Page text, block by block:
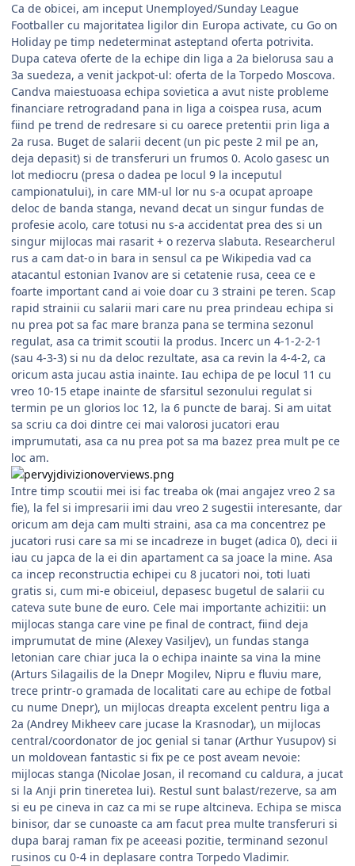
Ca de obicei, am inceput Unemployed/Sunday League
Footballer cu majoritatea ligilor din Europa activate, cu Go on
Holiday pe timp nedeterminat asteptand oferta potrivita.
Dupa cateva oferte de la echipe din liga a 2a bielorusa sau a
3a suedeza, a venit jackpot-ul: oferta de la Torpedo Moscova.
Candva maiestuoasa echipa sovietica a avut niste probleme
financiare retrogradand pana in liga a coispea rusa, acum
fiind pe trend de redresare si cu oarece pretentii prin liga a
2a rusa. Buget de salarii decent (un pic peste 2 mil pe an,
deja depasit) si de transferuri un frumos 0. Acolo gasesc un
lot mediocru (presa o dadea pe locul 9 la inceputul
campionatului), in care MM-ul lor nu s-a ocupat aproape
deloc de banda stanga, nevand decat un singur fundas de
profesie acolo, care totusi nu s-a accidentat prea des si un
singur mijlocas mai rasarit + o rezerva slabuta. Researcherul
rus a cam dat-o in bara in sensul ca pe Wikipedia vad ca
atacantul estonian Ivanov are si cetatenie rusa, ceea ce e
foarte important cand ai voie doar cu 3 straini pe teren. Scap
rapid strainii cu salarii mari care nu prea prindeau echipa si
nu prea pot sa fac mare branza pana se termina sezonul
regulat, asa ca trimit scoutii la produs. Incerc un 4-1-2-2-1
(sau 4-3-3) si nu da deloc rezultate, asa ca revin la 4-4-2, ca
oricum asta jucau astia inainte. Iau echipa de pe locul 11 cu
vreo 10-15 etape inainte de sfarsitul sezonului regulat si
termin pe un glorios loc 12, la 6 puncte de baraj. Si am uitat
sa scriu ca doi dintre cei mai valorosi jucatori erau
imprumutati, asa ca nu prea pot sa ma bazez prea mult pe ce
loc am.
Intre timp scoutii mei isi fac treaba ok (mai angajez vreo 2 sa
fie), la fel si impresarii imi dau vreo 2 sugestii interesante, dar
oricum am deja cam multi straini, asa ca ma concentrez pe
jucatori rusi care sa mi se incadreze in buget (adica 0), deci ii
iau cu japca de la ei din apartament ca sa joace la mine. Asa
ca incep reconstructia echipei cu 8 jucatori noi, toti luati
gratis si, cum mi-e obiceiul, depasesc bugetul de salarii cu
cateva sute bune de euro. Cele mai importante achizitii: un
mijlocas stanga care vine pe final de contract, fiind deja
imprumutat de mine (Alexey Vasiljev), un fundas stanga
letonian care chiar juca la o echipa inainte sa vina la mine
(Arturs Silagailis de la Dnepr Mogilev, Nipru e fluviu mare,
trece printr-o gramada de localitati care au echipe de fotbal
cu nume Dnepr), un mijlocas dreapta excelent pentru liga a
2a (Andrey Mikheev care jucase la Krasnodar), un mijlocas
central/coordonator de joc genial si tanar (Arthur Yusupov) si
un moldovean fantastic si fix pe ce post aveam nevoie:
mijlocas stanga (Nicolae Josan, il recomand cu caldura, a jucat
si la Anji prin tineretea lui). Restul sunt balast/rezerve, sa am
si eu pe cineva in caz ca mi se rupe altcineva. Echipa se misca
binisor, dar se cunoaste ca am facut prea multe transferuri si
dupa baraj raman fix pe aceeasi pozitie, terminand sezonul
rusinos cu 0-4 in deplasare contra Torpedo Vladimir.